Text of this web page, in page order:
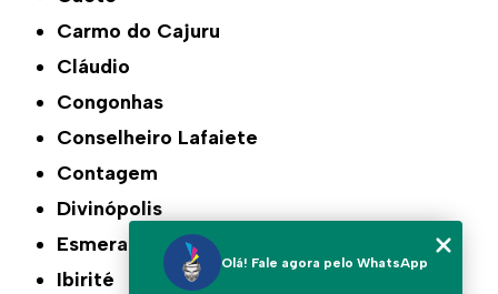
Carmo do Cajuru
Cláudio
Congonhas
Conselheiro Lafaiete
Contagem
Divinópolis
Esmeraldas
Ibirité
Olá! Fale agora pelo WhatsApp